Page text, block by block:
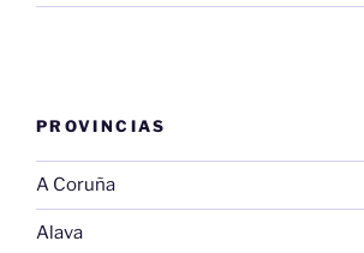
PROVINCIAS
A Coruña
Alava